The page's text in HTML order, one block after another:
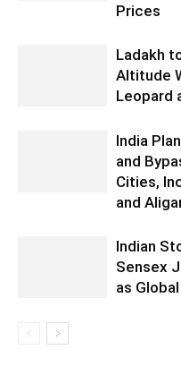
Prices
Ladakh
Altitude
Leopard
India
and
Cities,
and
Indian
Sensex
as